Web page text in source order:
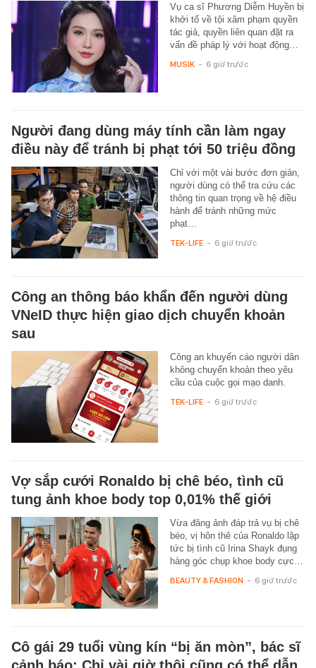
Vụ ca sĩ Phương Diễm Huyền bị
khởi tố về tội xâm phạm quyền
tác giả, quyền liên quan đặt ra
vấn đề pháp lý với hoạt động…
MUSIK - 6 giờ trước
Người đang dùng máy tính cần làm ngay
điều này để tránh bị phạt tới 50 triệu đồng
Chỉ với một vài bước đơn giản,
người dùng có thể tra cứu các
thông tin quan trọng về hệ điều
hành để tránh những mức
phạt…
TEK-LIFE - 6 giờ trước
Công an thông báo khẩn đến người dùng
VNeID thực hiện giao dịch chuyển khoản
sau
Công an khuyến cáo người dân
không chuyển khoản theo yêu
cầu của cuộc gọi mạo danh.
TEK-LIFE - 6 giờ trước
Vợ sắp cưới Ronaldo bị chê béo, tình cũ
tung ảnh khoe body top 0,01% thế giới
Vừa đăng ảnh đáp trả vụ bị chê
béo, vị hôn thê của Ronaldo lập
tức bị tình cũ Irina Shayk đụng
hàng góc chụp khoe body cực…
BEAUTY & FASHION - 6 giờ trước
Cô gái 29 tuổi vùng kín “bị ăn mòn”, bác sĩ